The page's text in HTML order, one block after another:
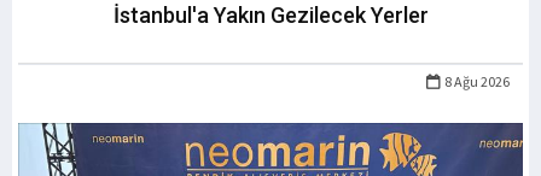
İstanbul'a Yakın Gezilecek Yerler
8 Ağu 2026